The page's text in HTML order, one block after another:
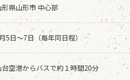
形県山形市 中心部
5日～7日（毎年同日程）
台空港からバスで約１時間20分